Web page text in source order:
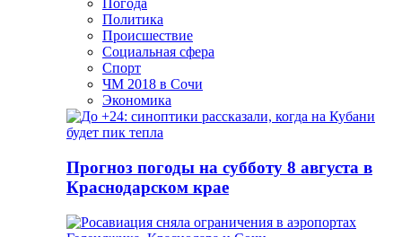
Погода
Политика
Происшествие
Социальная сфера
Спорт
ЧМ 2018 в Сочи
Экономика
Прогноз погоды на субботу 8 августа в
Краснодарском крае